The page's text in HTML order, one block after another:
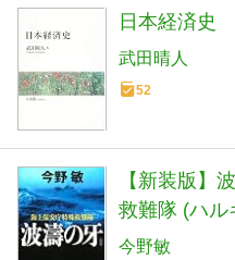
日本経済史
武田晴人
52
【新装版】
救難隊 (ハル
今野敏